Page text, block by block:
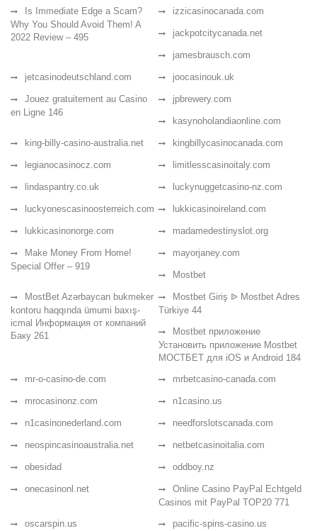
Is Immediate Edge a Scam?
Why You Should Avoid Them! A
2022 Review – 495
izzicasinocanada.com
jackpotcitycanada.net
jamesbrausch.com
jetcasinodeutschland.com joocasinouk.uk
Jouez gratuitement au Casino
en Ligne 146
jpbrewery.com
kasynoholandiaonline.com
king-billy-casino-australia.net kingbillycasinocanada.com
legianocasinocz.com limitlesscasinoitaly.com
lindaspantry.co.uk luckynuggetcasino-nz.com
luckyonescasinoosterreich.com lukkicasinoireland.com
lukkicasinonorge.com madamedestinyslot.org
Make Money From Home!
Special Offer – 919
mayorjaney.com
Mostbet
MostBet Azərbaycan bukmeker
kontoru haqqında ümumi baxış-
icmal Информация от компаний
Баку 261
Mostbet Giriş ᐉ Mostbet Adres
Türkiye 44
Mostbet приложение
Установить приложение Mostbet
МОСТБЕТ для iOS и Android 184
mr-o-casino-de.com
mrbetcasino-canada.com
mrocasinonz.com n1casino.us
n1casinonederland.com needforslotscanada.com
neospincasinoaustralia.net netbetcasinoitalia.com
obesidad oddboy.nz
onecasinonl.net
Online Casino PayPal Echtgeld
Casinos mit PayPal TOP20 771
oscarspin.us
pacific-spins-casino.us